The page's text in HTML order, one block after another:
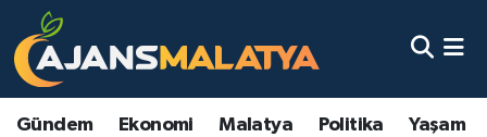
Gündem Ekonomi Malatya Politika Yaşam
Asayiş
Malatya Nöbetçi Eczaneler